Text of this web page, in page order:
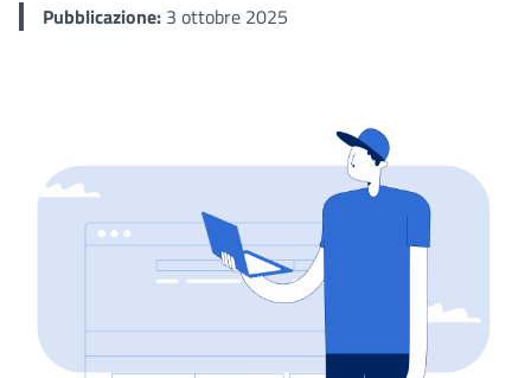
Pubblicazione: 3 ottobre 2025